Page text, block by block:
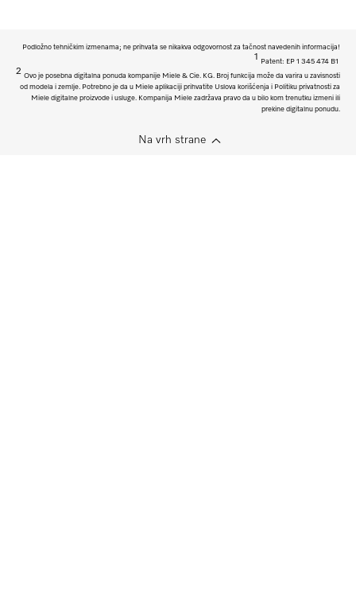
Podložno tehničkim izmenama; ne prihvata se nikakva odgovornost za tačnost navedenih informacija!
1
Patent: EP 1 345 474 B1
2
Ovo je posebna digitalna ponuda kompanije Miele & Cie. KG. Broj funkcija može da varira u zavisnosti
od modela i zemlje. Potrebno je da u Miele aplikaciji prihvatite Uslova korišćenja i Politiku privatnosti za
Miele digitalne proizvode i usluge. Kompanija Miele zadržava pravo da u bilo kom trenutku izmeni ili
prekine digitalnu ponudu.
Na vrh strane